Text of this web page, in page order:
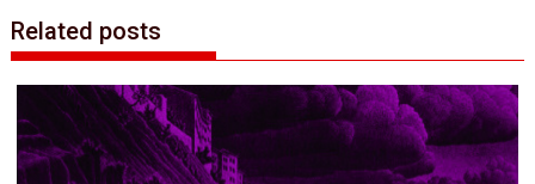
Related posts